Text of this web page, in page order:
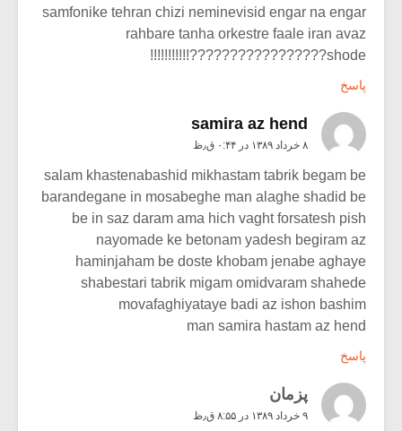
samfonike tehran chizi neminevisid engar na engar
rahbare tanha orkestre faale iran avaz
shode?????????????????!!!!!!!!!!!
پاسخ
samira az hend
۸ خرداد ۱۳۸۹ در ۰:۴۴ ق٫ظ
salam khastenabashid mikhastam tabrik begam be
barandegane in mosabeghe man alaghe shadid be
be in saz daram ama hich vaght forsatesh pish
nayomade ke betonam yadesh begiram az
haminjaham be doste khobam jenabe aghaye
shabestari tabrik migam omidvaram shahede
movafaghiyataye badi az ishon bashim
man samira hastam az hend
پاسخ
پزمان
۹ خرداد ۱۳۸۹ در ۸:۵۵ ق٫ظ